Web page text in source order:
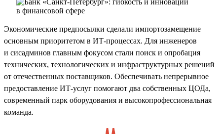
Экономические предпосылки сделали импортозамещение
основным приоритетом в ИТ-процессах. Для инженеров
и сисадминов главным фокусом стали поиск и опробация
технических, технологических и инфраструктурных решений
от отечественных поставщиков. Обеспечивать непрерывное
предоставление ИТ-услуг помогают два собственных ЦОДа,
современный парк оборудования и высокопрофессиональная
команда.